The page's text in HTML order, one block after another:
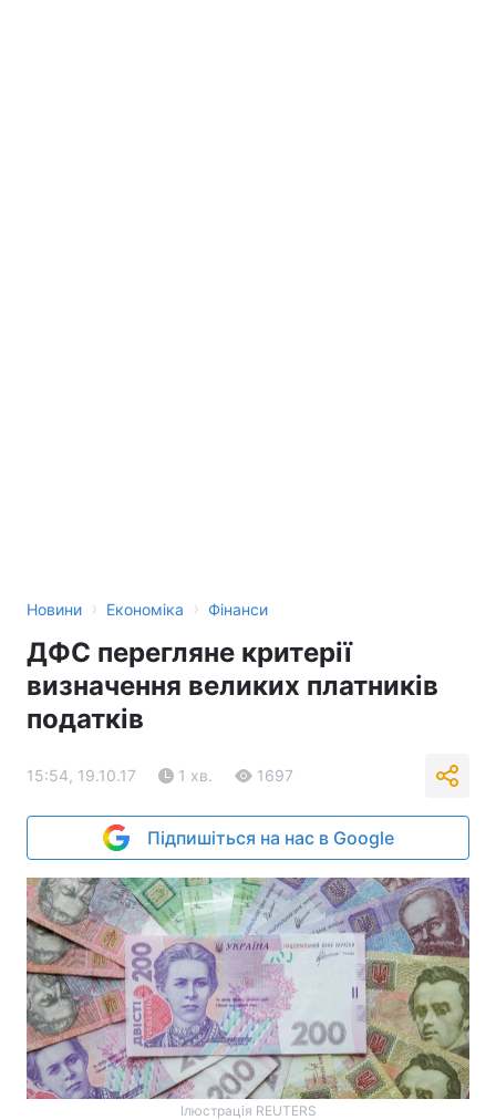
Новини › Економіка › Фінанси
ДФС перегляне критерії
визначення великих платників
податків
15:54, 19.10.17 1 хв. 1697
Підпишіться на нас в Google
Ілюстрація REUTERS